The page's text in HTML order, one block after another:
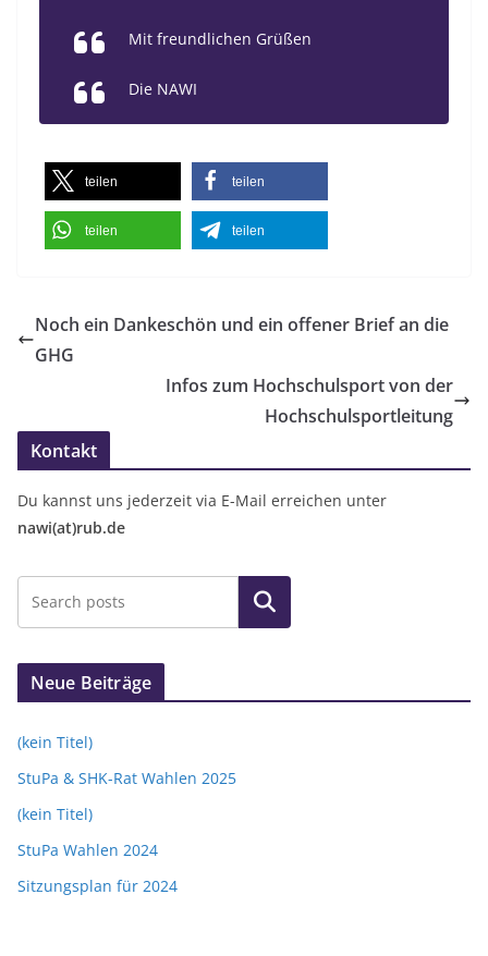
Mit freundlichen Grüßen
Die NAWI
teilen teilen
teilen teilen
Noch ein Dankeschön und ein offener Brief an die
GHG
Infos zum Hochschulsport von der
Hochschulsportleitung
Kontakt
Du kannst uns jederzeit via E-Mail erreichen unter
nawi(at)rub.de
Suchen
Neue Beiträge
(kein Titel)
StuPa & SHK-Rat Wahlen 2025
(kein Titel)
StuPa Wahlen 2024
Sitzungsplan für 2024